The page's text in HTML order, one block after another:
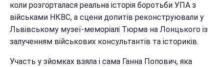
коли розгорталася реальна історія боротьби УПА з
військами НКВС, а сцени допитів реконструювали у
Львівському музеї-меморіалі Тюрма на Лонцького із
залученням військових консультантів та істориків.
Участь у зйомках взяла і сама Ганна Попович, яка